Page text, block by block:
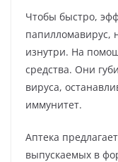
Чтобы быстро,
папилломавирус,
изнутри. На
средства. Они
вируса,
иммунитет.
Аптека
выпускаемых в